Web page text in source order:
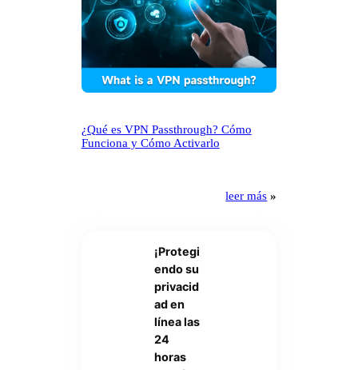
¿Qué es VPN Passthrough? Cómo
Funciona y Cómo Activarlo
leer más »
¡Protegi
endo su
privacid
ad en
línea las
24
horas